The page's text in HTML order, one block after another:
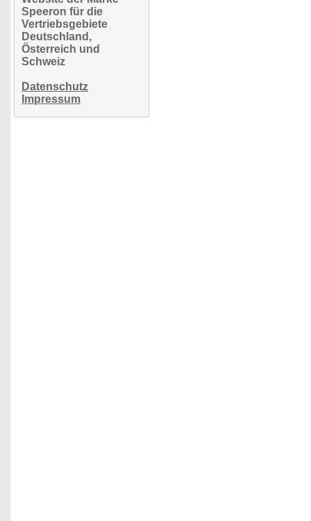
Speeron für die
Vertriebsgebiete
Deutschland,
Österreich und
Schweiz
Datenschutz
Impressum